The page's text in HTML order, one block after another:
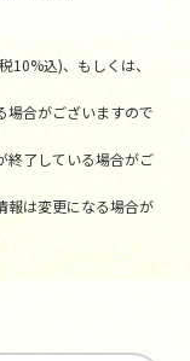
込)、もしくは、
合がございますので
終了している場合がご
報は変更になる場合が